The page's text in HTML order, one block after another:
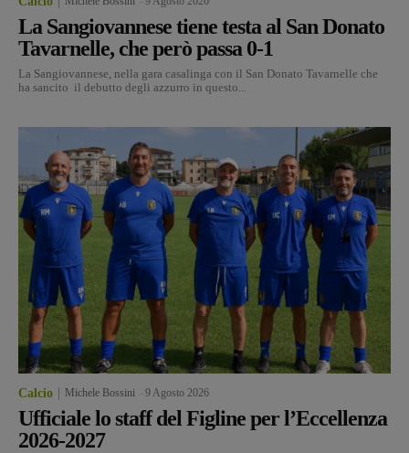
La Sangiovannese tiene testa al San Donato
Tavarnelle, che però passa 0-1
La Sangiovannese, nella gara casalinga con il San Donato Tavarnelle che
ha sancito il debutto degli azzurro in questo...
Calcio Michele Bossini 9 Agosto 2026
Ufficiale lo staff del Figline per l’Eccellenza
2026-2027